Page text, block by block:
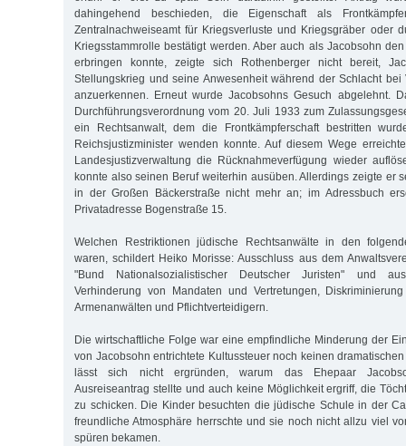
dahingehend beschieden, die Eigenschaft als
Zentralnachweiseamt für Kriegsverluste und Kriegsgräber oder
Kriegsstammrolle bestätigt werden. Aber auch als Jacobsohn
erbringen konnte, zeigte sich Rothenberger nicht bereit,
Stellungskrieg und seine Anwesenheit während der Schlacht bei
anzuerkennen. Erneut wurde Jacobsohns Gesuch abgelehnt.
Durchführungsverordnung vom 20. Juli 1933 zum
ein Rechtsanwalt, dem die Frontkämpferschaft bestritten
Reichsjustizminister wenden konnte. Auf diesem Wege
Landesjustizverwaltung die Rücknahmeverfügung wieder
konnte also seinen Beruf weiterhin ausüben. Allerdings zeigte er
in der Großen Bäckerstraße nicht mehr an; im Adressbuch
Privatadresse Bogenstraße 15.
Welchen Restriktionen jüdische Rechtsanwälte in den
waren, schildert Heiko Morisse: Ausschluss aus dem
"Bund Nationalsozialistischer Deutscher Juristen" und
Verhinderung von Mandaten und Vertretungen,
Armenanwälten und Pflichtverteidigern.
Die wirtschaftliche Folge war eine empfindliche Minderung der
von Jacobsohn entrichtete Kultussteuer noch keinen
lässt sich nicht ergründen, warum das Ehepaar
Ausreiseantrag stellte und auch keine Möglichkeit ergriff, die
zu schicken. Die Kinder besuchten die jüdische Schule in der
freundliche Atmosphäre herrschte und sie noch nicht allzu viel
spüren bekamen.